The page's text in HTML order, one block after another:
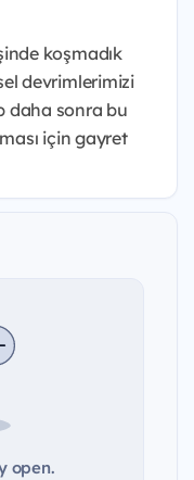
koşmadık
devrimlerimizi
daha sonra bu
için gayret
open.